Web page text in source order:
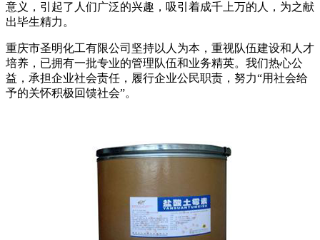
意义，引起了人们广泛的兴趣，吸引着成千上万的人，为之献
出毕生精力。
重庆市圣明化工有限公司坚持以人为本，重视队伍建设和人才
培养，已拥有一批专业的管理队伍和业务精英。我们热心公
益，承担企业社会责任，履行企业公民职责，努力“用社会给
予的关怀积极回馈社会”。